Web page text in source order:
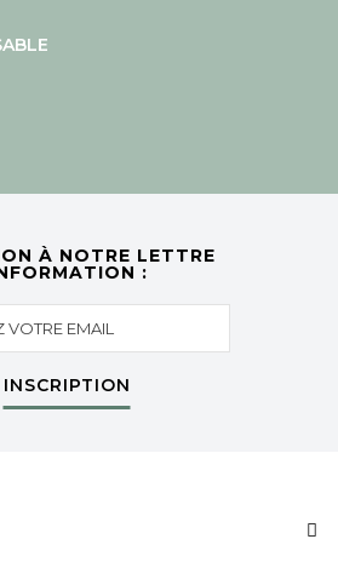
À NOTRE LETTRE
:
INSCRIPTION